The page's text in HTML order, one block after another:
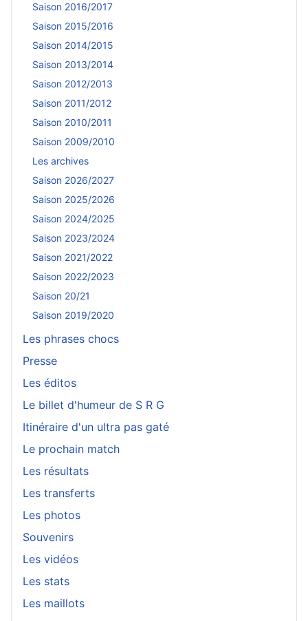
Saison 2016/2017
Saison 2015/2016
Saison 2014/2015
Saison 2013/2014
Saison 2012/2013
Saison 2011/2012
Saison 2010/2011
Saison 2009/2010
Les archives
Saison 2026/2027
Saison 2025/2026
Saison 2024/2025
Saison 2023/2024
Saison 2021/2022
Saison 2022/2023
Saison 20/21
Saison 2019/2020
Les phrases chocs
Presse
Les éditos
Le billet d'humeur de S R G
Itinéraire d'un ultra pas gaté
Le prochain match
Les résultats
Les transferts
Les photos
Souvenirs
Les vidéos
Les stats
Les maillots